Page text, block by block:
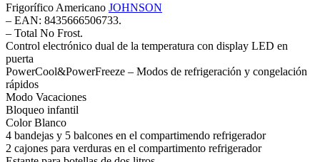
Frigorífico Americano JOHNSON
– EAN: 8435666506733.
– Total No Frost.
Control electrónico dual de la temperatura con display LED en
puerta
PowerCool&PowerFreeze – Modos de refrigeración y congelación
rápidos
Modo Vacaciones
Bloqueo infantil
Color Blanco
4 bandejas y 5 balcones en el compartimendo refrigerador
2 cajones para verduras en el compartimento refrigerador